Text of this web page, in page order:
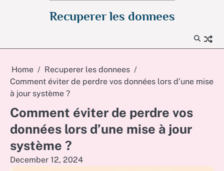
Recuperer les donnees
Home
Recuperer les donnees
Comment éviter de perdre vos données lors d’une mise
à jour système ?
Comment éviter de perdre vos
données lors d’une mise à jour
système ?
December 12, 2024